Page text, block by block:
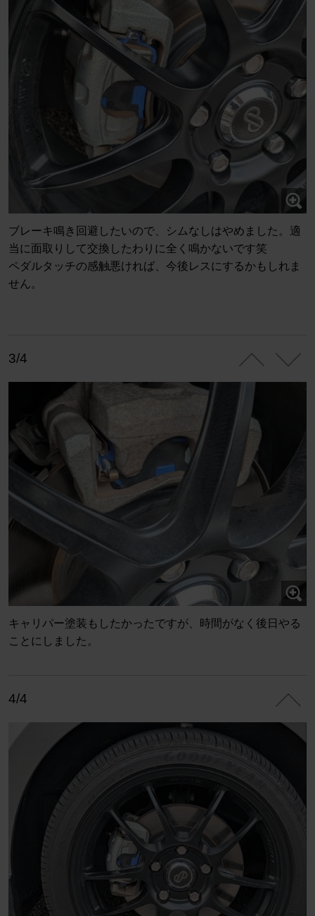
ブレーキ鳴き回避したいので、シムなしはやめました。適
当に面取りして交換したわりに全く鳴かないです笑
ペダルタッチの感触悪ければ、今後レスにするかもしれま
せん。
3/4
キャリパー塗装もしたかったですが、時間がなく後日やる
ことにしました。
4/4